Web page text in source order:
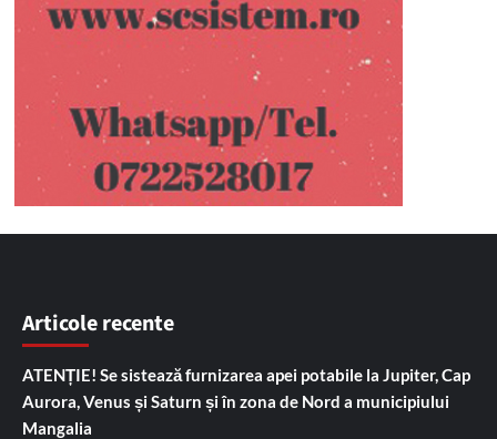
Articole recente
ATENȚIE! Se sistează furnizarea apei potabile la Jupiter, Cap
Aurora, Venus și Saturn și în zona de Nord a municipiului
Mangalia